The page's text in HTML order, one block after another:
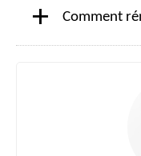
+ Comment